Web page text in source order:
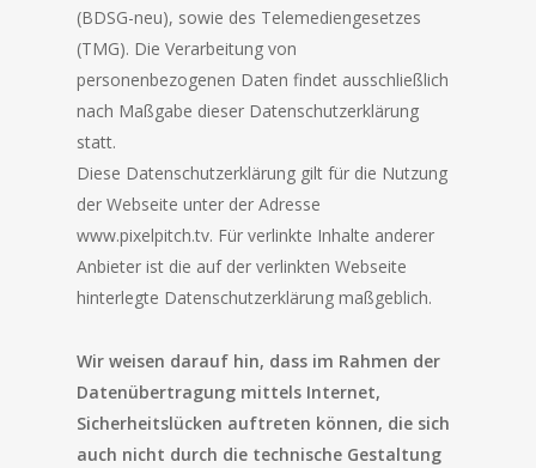
(BDSG-neu), sowie des Telemediengesetzes
(TMG). Die Verarbeitung von
personenbezogenen Daten findet ausschließlich
nach Maßgabe dieser Datenschutzerklärung
statt.
Diese Datenschutzerklärung gilt für die Nutzung
der Webseite unter der Adresse
www.pixelpitch.tv. Für verlinkte Inhalte anderer
Anbieter ist die auf der verlinkten Webseite
hinterlegte Datenschutzerklärung maßgeblich.
Wir weisen darauf hin, dass im Rahmen der
Datenübertragung mittels Internet,
Sicherheitslücken auftreten können, die sich
auch nicht durch die technische Gestaltung